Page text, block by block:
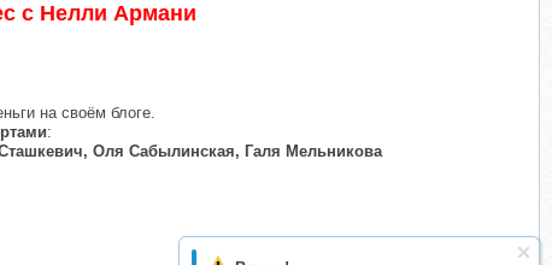
с Нелли Армани
на своём блоге.
:
Оля Сабылинская, Галя Мельникова